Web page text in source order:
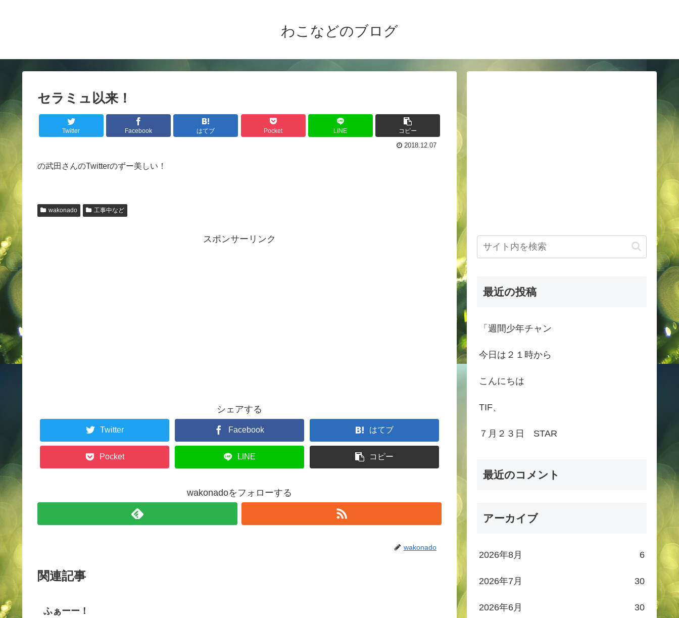
わこなどのブログ
セラミュ以来！
Twitter Facebook はてブ Pocket LINE コピー
2018.12.07
の武田さんのTwitterのずー美しい！
wakonado 工事中など
スポンサーリンク
シェアする
Twitter Facebook はてブ
Pocket LINE コピー
wakonadoをフォローする
wakonado
関連記事
ふぁーー！
最近の投稿
「週間少年チャン
今日は２１時から
こんにちは
TIF、
７月２３日 STAR
最近のコメント
アーカイブ
2026年8月 6
2026年7月 30
2026年6月 30